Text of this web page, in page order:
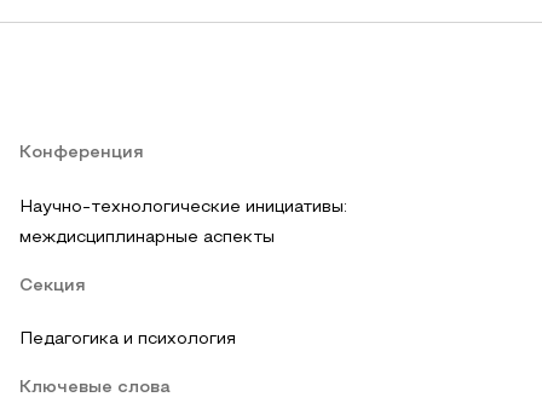
Конференция
Научно-технологические инициативы:
междисциплинарные аспекты
Секция
Педагогика и психология
Ключевые слова